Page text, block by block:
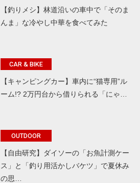
【釣りメシ】林道沿いの車中で「そのま
んま」な冷やし中華を食べてみた
CAR & BIKE
【キャンピングカー】車内に“猫専用”ル
ーム!? 2万円台から借りられる「にゃ…
OUTDOOR
【自由研究】ダイソーの「お魚計測ケー
ス」と「釣り用活かしバケツ」で夏休み
の思…